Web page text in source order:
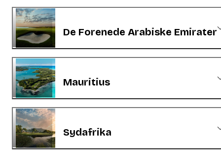
De Forenede Arabiske Emirater
Mauritius
Sydafrika